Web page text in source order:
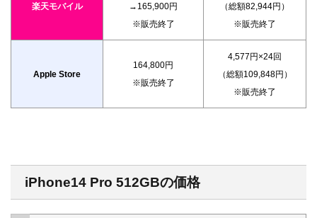
楽天モバイル
→165,900円
※販売終了
（総額82,944円）
※販売終了
Apple Store
164,800円
※販売終了
4,577円×24回
（総額109,848円）
※販売終了
iPhone14 Pro 512GBの価格